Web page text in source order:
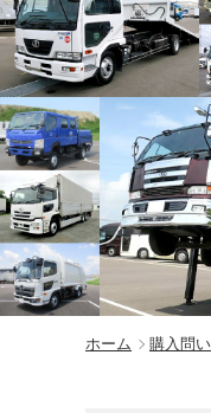
ホーム 購入問